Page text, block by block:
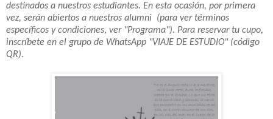
destinados a nuestros estudiantes. En esta ocasión, por primera
vez, serán abiertos a nuestros alumni (para ver términos
específicos y condiciones, ver "Programa"). Para reservar tu cupo,
inscríbete en el grupo de WhatsApp "VIAJE DE ESTUDIO" (código
QR).